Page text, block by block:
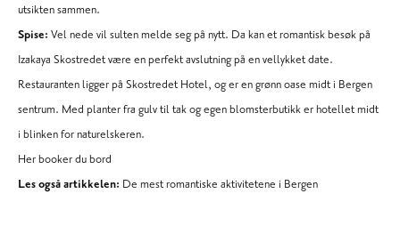
utsikten sammen.
Spise: Vel nede vil sulten melde seg på nytt. Da kan et romantisk besøk på
Izakaya Skostredetvære en perfekt avslutning på en vellykket date.
Restauranten ligger på Skostredet Hotel, og er en grønn oase midt i Bergen
sentrum. Med planter fra gulv til tak og egen blomsterbutikk er hotellet midt
i blinken for naturelskeren.
Her booker du bord
Les også artikkelen: De mest romantiske aktivitetene i Bergen